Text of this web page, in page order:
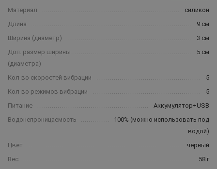
Материал
силикон
Длина
9 см
Ширина (диаметр)
3 см
Доп. размер ширины
(диаметра)
5 см
Кол-во скоростей вибрации
5
Кол-во режимов вибрации
5
Питание
Аккумулятор+USB
Водонепроницаемость
100% (можно использовать под
водой)
Цвет
черный
Вес
58 г